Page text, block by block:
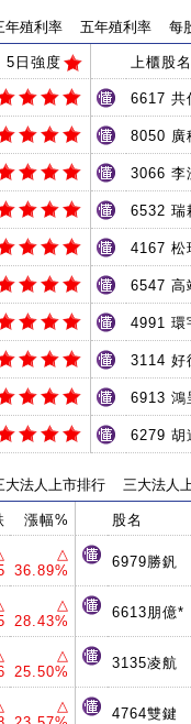
年殖利率 五年殖利率 每
5日強度 上櫃股名
6617 共
8050 廣
3066 李
6532 瑞
4167 松
6547 高
4991 環
3114 好
6913 鴻
6279 胡
大法人上市排行 三大法人
漲幅%
△
36.89%
△
28.43%
△
25.50%
△
股名
6979勝釩
6613朋億*
3135凌航
4764雙鍵